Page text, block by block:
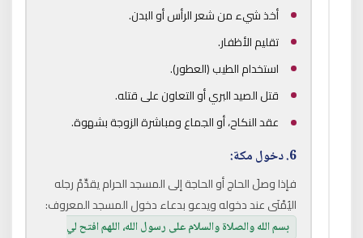
أخذ شيء من شعر الرأس أو البدن.
تقليم الأظفار.
استخدام الطيب (العطور).
قتل الصيد البري أو التعاون على قتله.
عقد النكاح، أو الجماع ومباشرة الزوجة بشهوة.
6. دخول مكة:
فإذا وصلَ الحاج أو الحاجة إلى المسجد الحرام يقدِّمْ رجله
اليُمْنَى عند دخوله ويدعو بدعاء دخول المسجد المعروف:
بسم الله والصلاة والسلام على رسول الله، اللهم افتح لي